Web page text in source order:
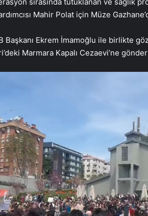
Mahir Polat için Müze
Başkanı Ekrem İmamoğlu ile birlikte
Marmara Kapalı Cezaevi’ne